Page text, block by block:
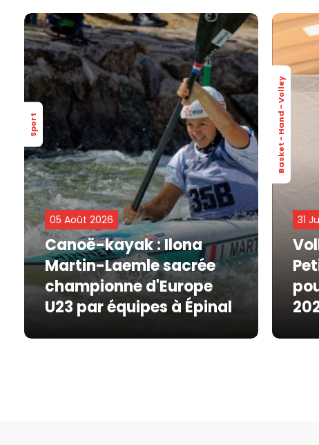
Sport
05 Août 2026
Canoë-kayak : Ilona
Martin-Laemle sacrée
championne d'Europe
U23 par équipes à Épinal
Basket - Hand - Volley
31